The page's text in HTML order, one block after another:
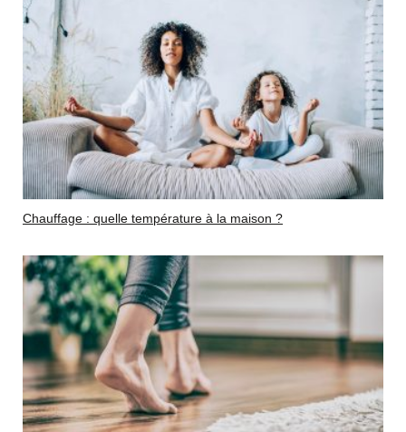
Chauffage : quelle température à la maison ?